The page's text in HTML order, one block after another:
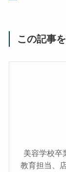
この記事
美容学校卒
教育担当、